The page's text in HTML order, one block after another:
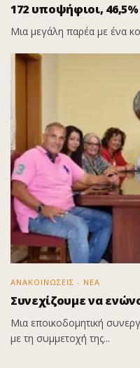
172 υποψήφιοι,
Μια μεγάλη παρέα με ένα
ΑΝΑΚΟΙΝΩΣΕΙΣ - ΝΕΑ
Συνεχίζουμε να
Μια εποικοδομητική
με τη συμμετοχή της...